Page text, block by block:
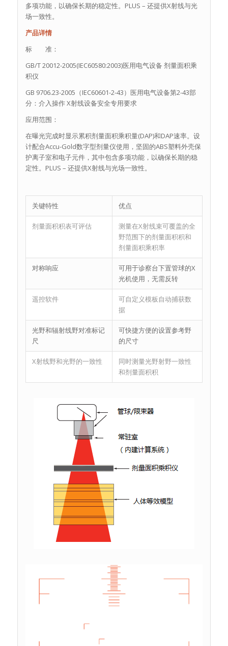
多项功能，以确保长期的稳定性。PLUS – 还提供X射线与光
场一致性。
产品详情
标 准：
GB/T 20012-2005(IEC60580:2003)医用电气设备 剂量面积乘
积仪
GB 9706.23-2005（IEC60601-2-43）医用电气设备第2-43部
分：介入操作 X射线设备安全专用要求
应用范围：
在曝光完成时显示累积剂量面积乘积量(DAP)和DAP速率。设
计配合Accu-Gold数字型剂量仪使用，坚固的ABS塑料外壳保
护离子室和电子元件，其中包含多项功能，以确保长期的稳
定性。PLUS – 还提供X射线与光场一致性。
关键特性 优点
剂量面积积表可评估
测量在X射线束可覆盖的全
野范围下的剂量面积积和
剂量面积乘积率
对称响应
可用于诊察台下置管球的X
光机使用，无需反转
遥控软件
可自定义模板自动捕获数
据
光野和辐射线野对准标记
尺
可快捷方便的设置参考野
的尺寸
X射线野和光野的一致性
同时测量光野射野一致性
和剂量面积积